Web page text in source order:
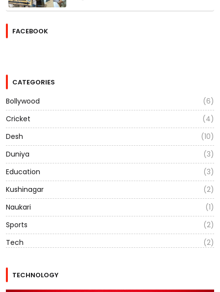
FACEBOOK
CATEGORIES
Bollywood
(6)
Cricket
(4)
Desh
(10)
Duniya
(3)
Education
(3)
Kushinagar
(2)
Naukari
(1)
Sports
(2)
Tech
(2)
TECHNOLOGY